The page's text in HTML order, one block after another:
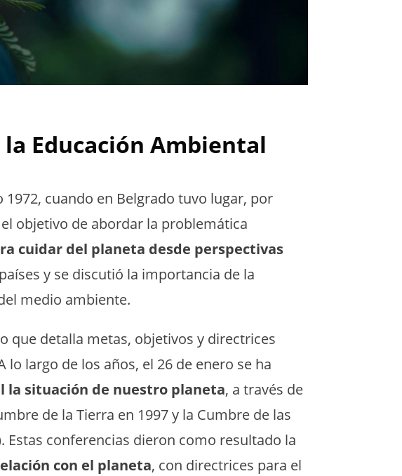
Educación Ambiental
1972, cuando en Belgrado tuvo lugar, por
objetivo de abordar la problemática
cuidar del planeta desde perspectivas
y se discutió la importancia de la
medio ambiente.
que detalla metas, objetivos y directrices
largo de los años, el 26 de enero se ha
situación de nuestro planeta, a través de
de la Tierra en 1997 y la Cumbre de las
Estas conferencias dieron como resultado la
con el planeta, con directrices para el